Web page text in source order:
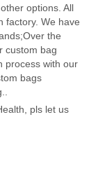
options. All
factory. We have
the
custom bag
process with our
bags
pls let us